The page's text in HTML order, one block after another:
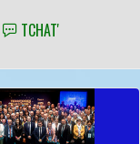
TCHAT'